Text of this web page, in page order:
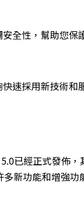
全性，幫助您
速採用新技術
已經正式發佈
新功能和增強